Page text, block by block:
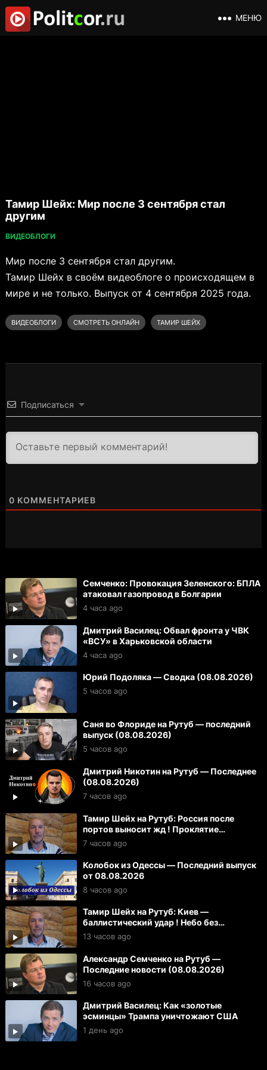
МЕНЮ
Тамир Шейх: Мир после 3 сентября стал
другим
ВИДЕОБЛОГИ
Мир после 3 сентября стал другим.
Тамир Шейх в своём видеоблоге о происходящем в
мире и не только. Выпуск от 4 сентября 2025 года.
ВИДЕОБЛОГИ СМОТРЕТЬ ОНЛАЙН ТАМИР ШЕЙХ
Подписаться
0 КОММЕНТАРИЕВ
Семченко: Провокация Зеленского: БПЛА
атаковал газопровод в Болгарии
4 часа ago
Дмитрий Василец: Обвал фронта у ЧВК
«ВСУ» в Харьковской области
4 часа ago
Юрий Подоляка — Сводка (08.08.2026)
5 часов ago
Саня во Флориде на Рутуб — последний
выпуск (08.08.2026)
5 часов ago
Дмитрий Никотин на Рутуб — Последнее
(08.08.2026)
7 часов ago
Тамир Шейх на Рутуб: Россия после
портов выносит жд ! Проклятие
Зеленского для Вучича
7 часов ago
Колобок из Одессы — Последний выпуск
от 08.08.2026
8 часов ago
Тамир Шейх на Рутуб: Киев —
баллистический удар ! Небо без
спутников Маска
13 часов ago
Александр Семченко на Рутуб —
Последние новости (08.08.2026)
16 часов ago
Дмитрий Василец: Как «золотые
эсминцы» Трампа уничтожают США
1 день ago